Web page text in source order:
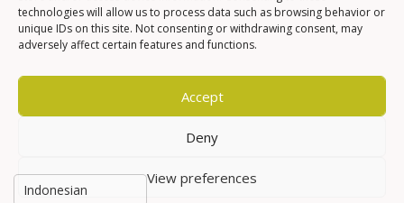
technologies will allow us to process data such as browsing behavior or
unique IDs on this site. Not consenting or withdrawing consent, may
adversely affect certain features and functions.
Accept
Deny
View preferences
Hak Cipta © Newkarma
Privacy Policy & Terms of Service
Indeks Berita